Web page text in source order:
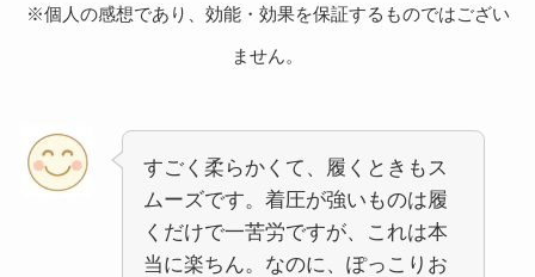
※個人の感想であり、効能・効果を保証するものではござい
ません。
すごく柔らかくて、履くときもス
ムーズです。着圧が強いものは履
くだけで一苦労ですが、これは本
当に楽ちん。なのに、ぽっこりお